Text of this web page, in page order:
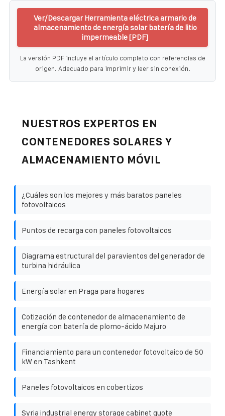
Ver/Descargar Herramienta eléctrica armario de
almacenamiento de energía solar batería de litio
impermeable [PDF]
La versión PDF incluye el artículo completo con referencias de
origen. Adecuado para imprimir y leer sin conexión.
NUESTROS EXPERTOS EN
CONTENEDORES SOLARES Y
ALMACENAMIENTO MÓVIL
¿Cuáles son los mejores y más baratos paneles
fotovoltaicos
Puntos de recarga con paneles fotovoltaicos
Diagrama estructural del paravientos del generador de
turbina hidráulica
Energía solar en Praga para hogares
Cotización de contenedor de almacenamiento de
energía con batería de plomo-ácido Majuro
Financiamiento para un contenedor fotovoltaico de 50
kW en Tashkent
Paneles fotovoltaicos en cobertizos
Syria industrial energy storage cabinet quote